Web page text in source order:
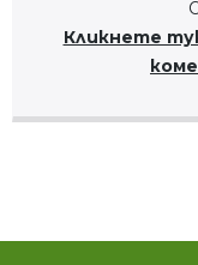
Кликнете